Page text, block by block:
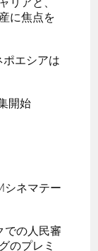
に焦点を
エシアは
開始
ネマテー
の人民審
のプレミ